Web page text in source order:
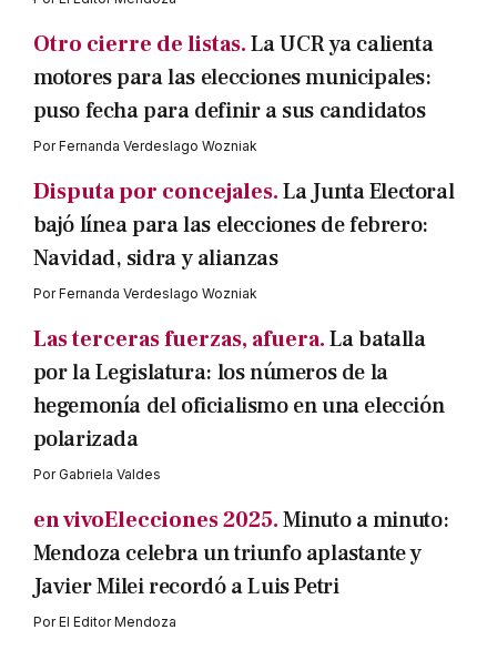
Otro cierre de listas.La UCR ya calienta
motores para las elecciones municipales:
puso fecha para definir a sus candidatos
PorFernanda Verdeslago Wozniak
Disputa por concejales.La Junta Electoral
bajó línea para las elecciones de febrero:
Navidad, sidra y alianzas
PorFernanda Verdeslago Wozniak
Las terceras fuerzas, afuera.La batalla
por la Legislatura: los números de la
hegemonía del oficialismo en una elección
polarizada
PorGabriela Valdes
en vivoElecciones 2025.Minuto a minuto:
Mendoza celebra un triunfo aplastante y
Javier Milei recordó a Luis Petri
PorEl Editor Mendoza